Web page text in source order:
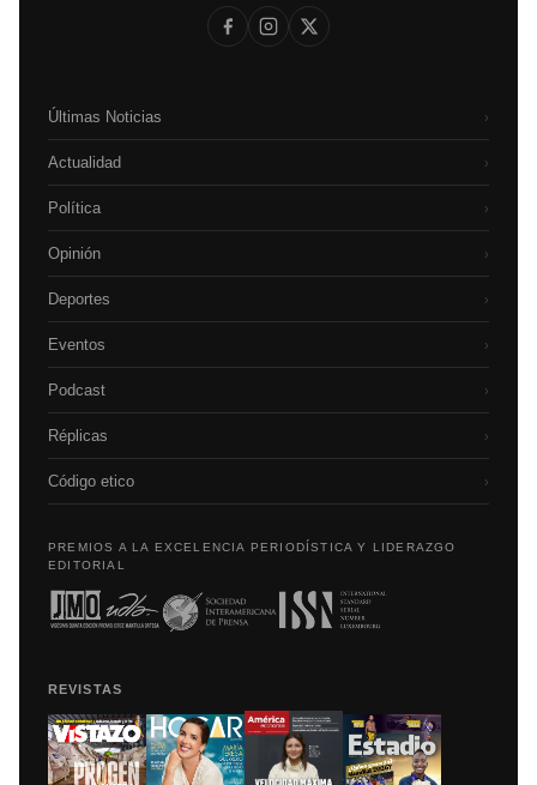
Últimas Noticias ›
Actualidad ›
Política ›
Opinión ›
Deportes ›
Eventos ›
Podcast ›
Réplicas ›
Código etico ›
PREMIOS A LA EXCELENCIA PERIODÍSTICA Y LIDERAZGO
EDITORIAL
REVISTAS